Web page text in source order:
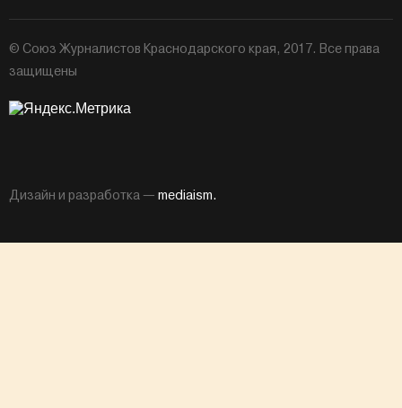
© Союз Журналистов Краснодарского края, 2017. Все права
защищены
Дизайн и разработка — mediaism.